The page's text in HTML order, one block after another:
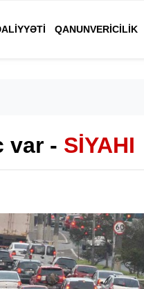
QANUNVERICILIK
var - SİYAHI